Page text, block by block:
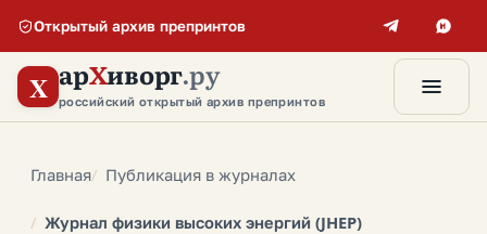
Открытый архив препринтов
X арХиворг.ру
российский открытый архив препринтов
Главная Публикация в журналах
Журнал физики высоких энергий (JHEP)